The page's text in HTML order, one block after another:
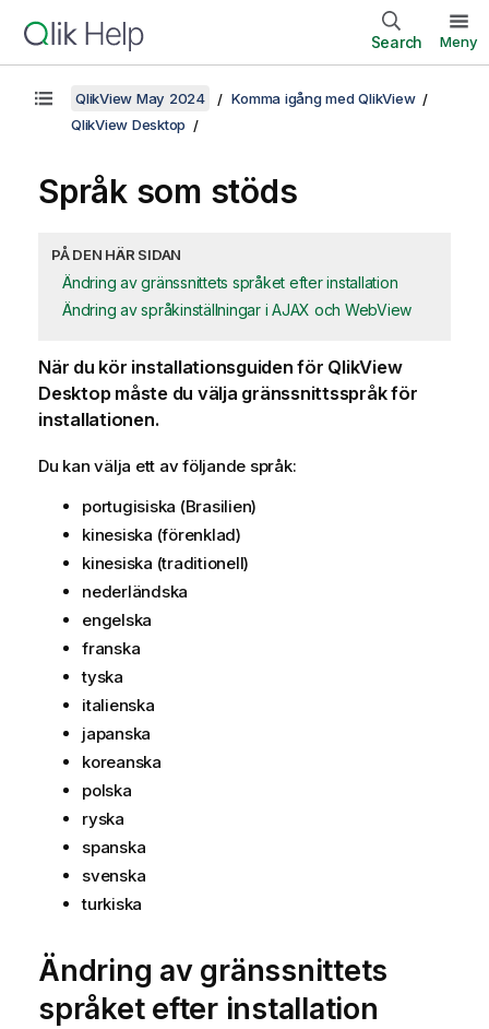
Search Meny
QlikView May 2024
Komma igång med QlikView
QlikView Desktop
Språk som stöds
PÅ DEN HÄR SIDAN
Ändring av gränssnittets språket efter installation
Ändring av språkinställningar i AJAX och WebView
När du kör installationsguiden för QlikView
Desktopmåste du välja gränssnittsspråk för
installationen.
Du kan välja ett av följande språk:
portugisiska (Brasilien)
kinesiska (förenklad)
kinesiska (traditionell)
nederländska
engelska
franska
tyska
italienska
japanska
koreanska
polska
ryska
spanska
svenska
turkiska
Ändring av gränssnittets
språket efter installation